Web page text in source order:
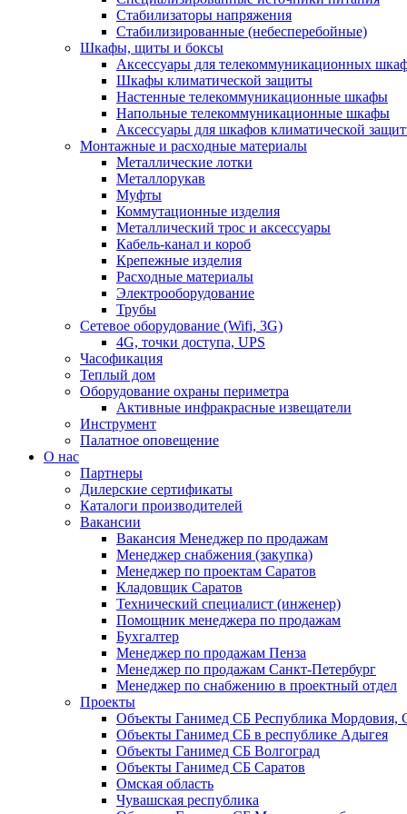
Стабилизаторы напряжения
Стабилизированные (небесперебойные)
Шкафы, щиты и боксы
Аксессуары для телекоммуникационных
Шкафы климатической защиты
Настенные телекоммуникационные шкафы
Напольные телекоммуникационные шкафы
Аксессуары для шкафов климатической
Монтажные и расходные материалы
Металлические лотки
Металлорукав
Муфты
Коммутационные изделия
Металлический трос и аксессуары
Кабель-канал и короб
Крепежные изделия
Расходные материалы
Электрооборудование
Трубы
Сетевое оборудование (Wifi, 3G)
4G, точки доступа, UPS
Часофикация
Теплый дом
Оборудование охраны периметра
Активные инфракрасные извещатели
Инструмент
Палатное оповещение
О нас
Партнеры
Дилерские сертификаты
Каталоги производителей
Вакансии
Вакансия Менеджер по продажам
Менеджер снабжения (закупка)
Менеджер по проектам Саратов
Кладовщик Саратов
Технический специалист (инженер)
Помощник менеджера по продажам
Бухгалтер
Менеджер по продажам Пенза
Менеджер по продажам Санкт-Петербург
Менеджер по снабжению в проектный отдел
Проекты
Объекты Ганимед СБ Республика Мордовия,
Объекты Ганимед СБ в республике Адыгея
Объекты Ганимед СБ Волгоград
Объекты Ганимед СБ Саратов
Омская область
Чувашская республика